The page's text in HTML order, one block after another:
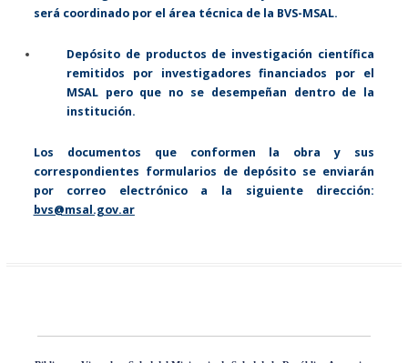
será coordinado por el área técnica de la BVS-MSAL.
Depósito de productos de investigación científica
remitidos por investigadores financiados por el
MSAL pero que no se desempeñan dentro de la
institución.
Los documentos que conformen la obra y sus
correspondientes formularios de depósito se enviarán
por correo electrónico a la siguiente dirección:
bvs@msal.gov.ar